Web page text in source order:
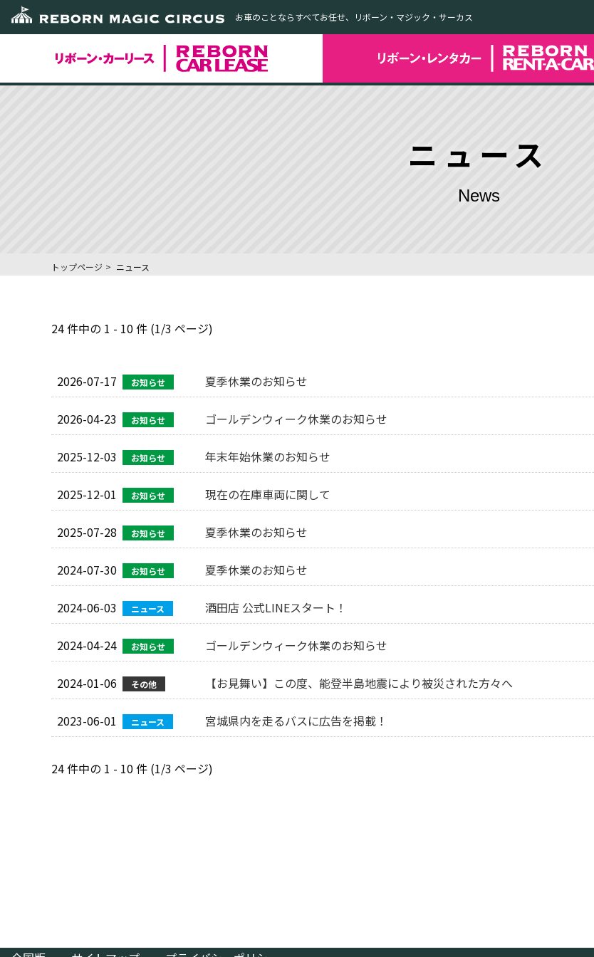
お車のことならすべてお任せ、リボーン・マジック・サーカス
ニュース
News
トップページ ニュース
24 件中の 1 - 10 件 (1/3 ページ)
2026-07-17 お知らせ 夏季休業のお知らせ
2026-04-23 お知らせ ゴールデンウィーク休業のお知らせ
2025-12-03 お知らせ 年末年始休業のお知らせ
2025-12-01 お知らせ 現在の在庫車両に関して
2025-07-28 お知らせ 夏季休業のお知らせ
2024-07-30 お知らせ 夏季休業のお知らせ
2024-06-03 ニュース 酒田店 公式LINEスタート！
2024-04-24 お知らせ ゴールデンウィーク休業のお知らせ
2024-01-06 その他 【お見舞い】この度、能登半島地震により被災された方々へ
2023-06-01 ニュース 宮城県内を走るバスに広告を掲載！
24 件中の 1 - 10 件 (1/3 ページ)